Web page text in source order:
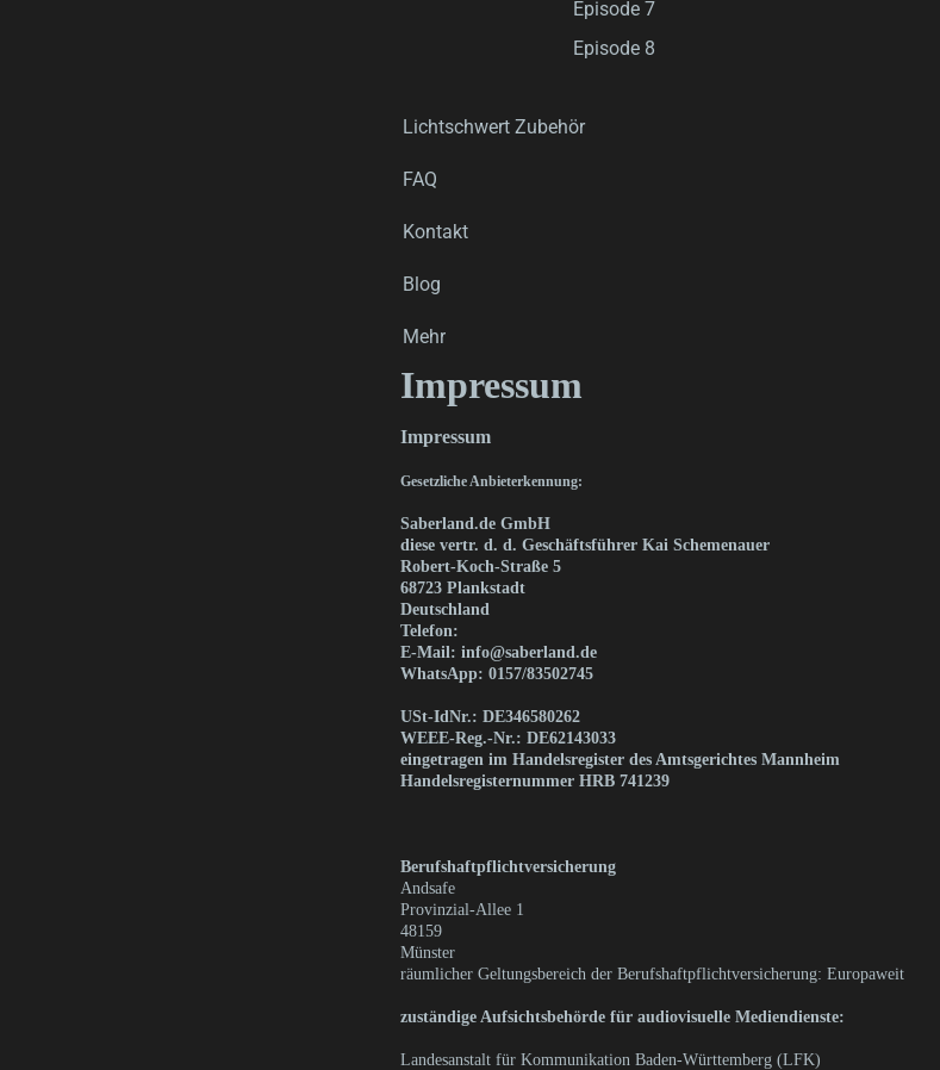
Episode 7
Episode 8
Lichtschwert Zubehör
FAQ
Kontakt
Blog
Mehr
Impressum
Impressum
Gesetzliche Anbieterkennung:
Saberland.de GmbH
diese vertr. d. d. Geschäftsführer Kai Schemenauer
Robert-Koch-Straße 5
68723 Plankstadt
Deutschland
Telefon:
E-Mail: info@saberland.de
WhatsApp: 0157/83502745
USt-IdNr.: DE346580262
WEEE-Reg.-Nr.: DE62143033
eingetragen im Handelsregister des Amtsgerichtes Mannheim
Handelsregisternummer HRB 741239
Berufshaftpflichtversicherung
Andsafe
Provinzial-Allee 1
48159
Münster
räumlicher Geltungsbereich der Berufshaftpflichtversicherung: Europaweit
zuständige Aufsichtsbehörde für audiovisuelle Mediendienste:
Landesanstalt für Kommunikation Baden-Württemberg (LFK)